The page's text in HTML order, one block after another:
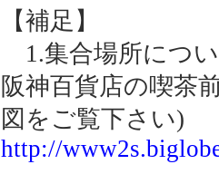
【補足】
1.集合場所につ
阪神百貨店の喫茶
図をご覧下さい)
http://